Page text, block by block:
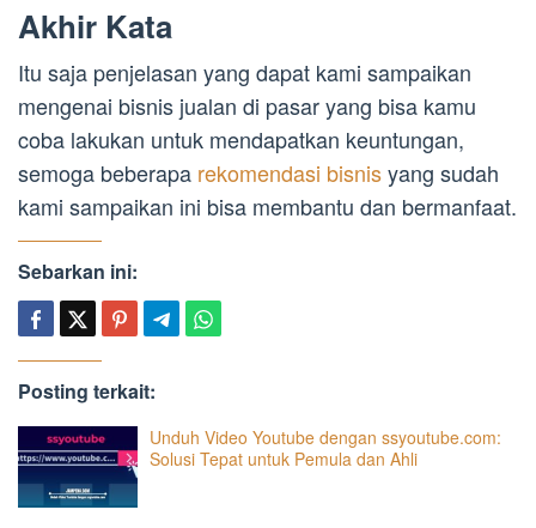
Akhir Kata
Itu saja penjelasan yang dapat kami sampaikan
mengenai bisnis jualan di pasar yang bisa kamu
coba lakukan untuk mendapatkan keuntungan,
semoga beberapa rekomendasi bisnisyang sudah
kami sampaikan ini bisa membantu dan bermanfaat.
Sebarkan ini:
Posting terkait:
Unduh Video Youtube dengan ssyoutube.com:
Solusi Tepat untuk Pemula dan Ahli